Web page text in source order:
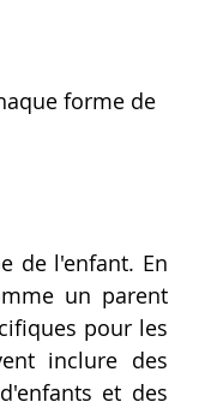
forme de
de l'enfant. En
un parent
pour les
inclure des
et des